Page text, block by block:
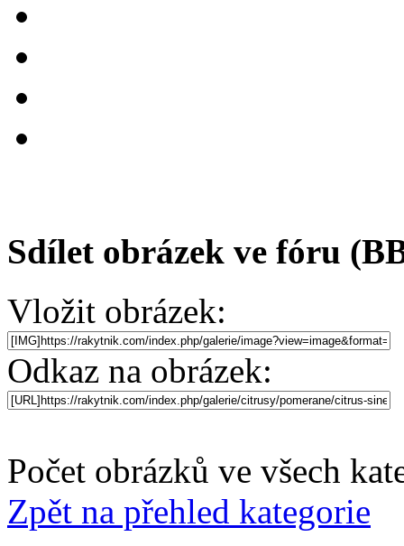
Sdílet obrázek ve fóru
Vložit obrázek:
Odkaz na obrázek:
Počet obrázků ve všech
Zpět na přehled kategorie